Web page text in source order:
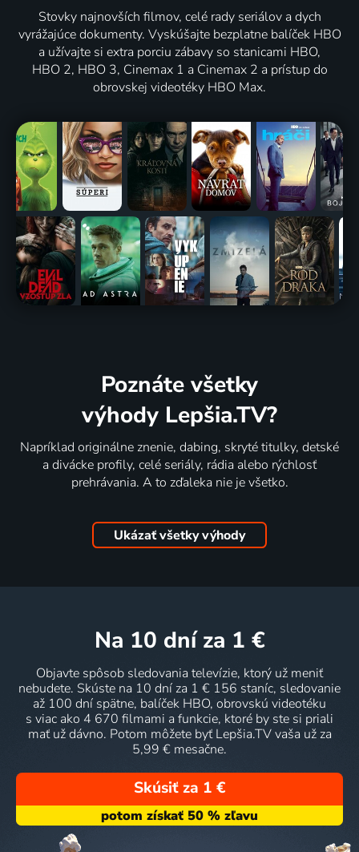
Stovky najnovších filmov, celé rady seriálov a dych
vyrážajúce dokumenty. Vyskúšajte bezplatne balíček HBO
a užívajte si extra porciu zábavy so stanicami HBO,
HBO 2, HBO 3, Cinemax 1 a Cinemax 2 a prístup do
obrovskej videotéky HBO Max.
Poznáte všetky
výhody Lepšia.TV?
Napríklad originálne znenie, dabing, skryté titulky, detské
a divácke profily, celé seriály, rádia alebo rýchlosť
prehrávania. A to zďaleka nie je všetko.
Ukázať všetky výhody
na 10 dní za 1 €
Objavte spôsob sledovania televízie, ktorý už meniť
nebudete. Skúste na 10 dní za 1 € 156 staníc, sledovanie
až 100 dní spätne, balíček HBO, obrovskú videotéku
s viac ako 4 670 filmami a funkcie, ktoré by ste si priali
mať už dávno. Potom môžete byť Lepšia.TV vaša už za
5,99 € mesačne.
Skúsiť za 1 €